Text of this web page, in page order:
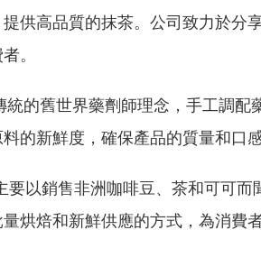
供高品質的抹茶。公司致力於分
。
統的舊世界藥劑師理念，手工調配
的新鮮度，確保產品的質量和口感
要以銷售非洲咖啡豆、茶和可可而
烘焙和新鮮供應的方式，為消費